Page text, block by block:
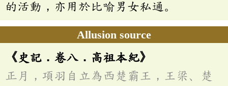
的活動，亦用於比喻男女私通。
Allusion source
《史記．卷八．高祖本紀》
正月，項羽自立為西楚霸王，王梁、楚